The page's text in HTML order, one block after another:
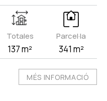
Totales
137 m²
Parcel·la
341 m²
MÉS INFORMACIÓ